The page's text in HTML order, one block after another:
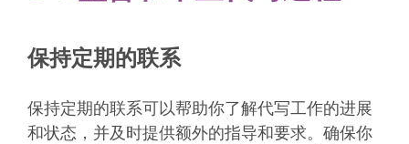
保持定期的联系
保持定期的联系可以帮助你了解代写工作的进展
和状态，并及时提供额外的指导和要求。确保你